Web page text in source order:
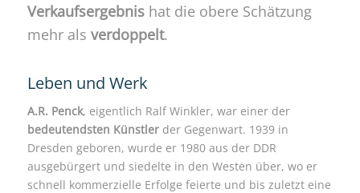
Verkaufsergebnishat die obere Schätzung
mehr als verdoppelt.
Leben und Werk
A.R. Penck, eigentlich Ralf Winkler, war einer der
bedeutendsten Künstlerder Gegenwart. 1939 in
Dresden geboren, wurde er 1980 aus der DDR
ausgebürgert und siedelte in den Westen über, wo er
schnell kommerzielle Erfolge feierte und bis zuletzt eine